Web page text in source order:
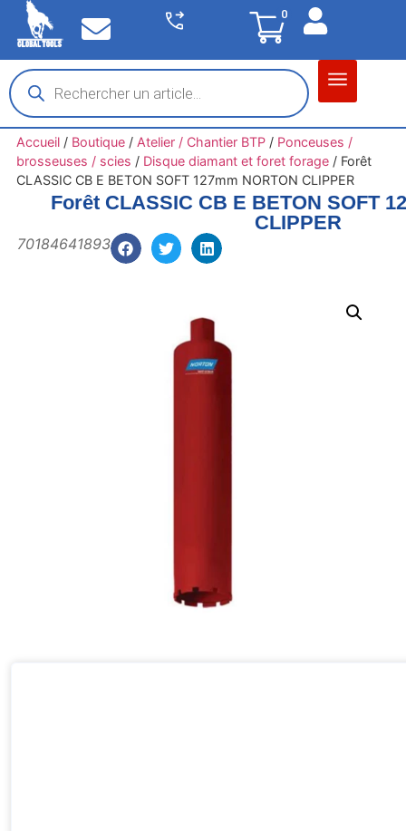
0
Accueil/ Boutique/ Atelier / Chantier BTP/ Ponceuses /
brosseuses / scies / Disque diamant et foret forage/ Forêt
CLASSIC CB E BETON SOFT 127mm NORTON CLIPPER
Forêt CLASSIC CB E BETON SOFT
CLIPPER
70184641893